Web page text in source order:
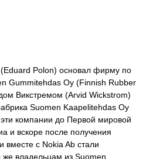
Polon) основал фирму по
Gummitehdas Oy (Finnish Rubber
Викстремом (Arvid Wickstrom)
Suomen Kaapelitehdas Oy
компании до Первой мировой
и вскоре после получения
вместе с Nokia Ab стали
владельцам из Suomen